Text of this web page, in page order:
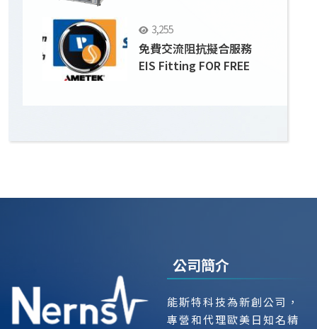
3,255
免費交流阻抗擬合服務
EIS Fitting FOR FREE
公司簡介
能斯特科技為新創公司，
專營和代理歐美日知名精